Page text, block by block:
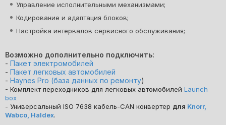
Управление исполнительными механизмами;
Кодирование и адаптация блоков;
Настройка интервалов сервисного обслуживания;
Возможно дополнительно подключить:
- Пакет электромобилей
- Пакет легковых автомобилей
- Haynes Pro (база данных по ремонту)
- Комплект переходников для легковых автомобилей Launch
box
- Универсальный ISO 7638 кабель-CAN конвертер для Knorr,
Wabco, Haldex.